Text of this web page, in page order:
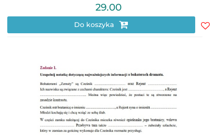
29.00
Do koszyka